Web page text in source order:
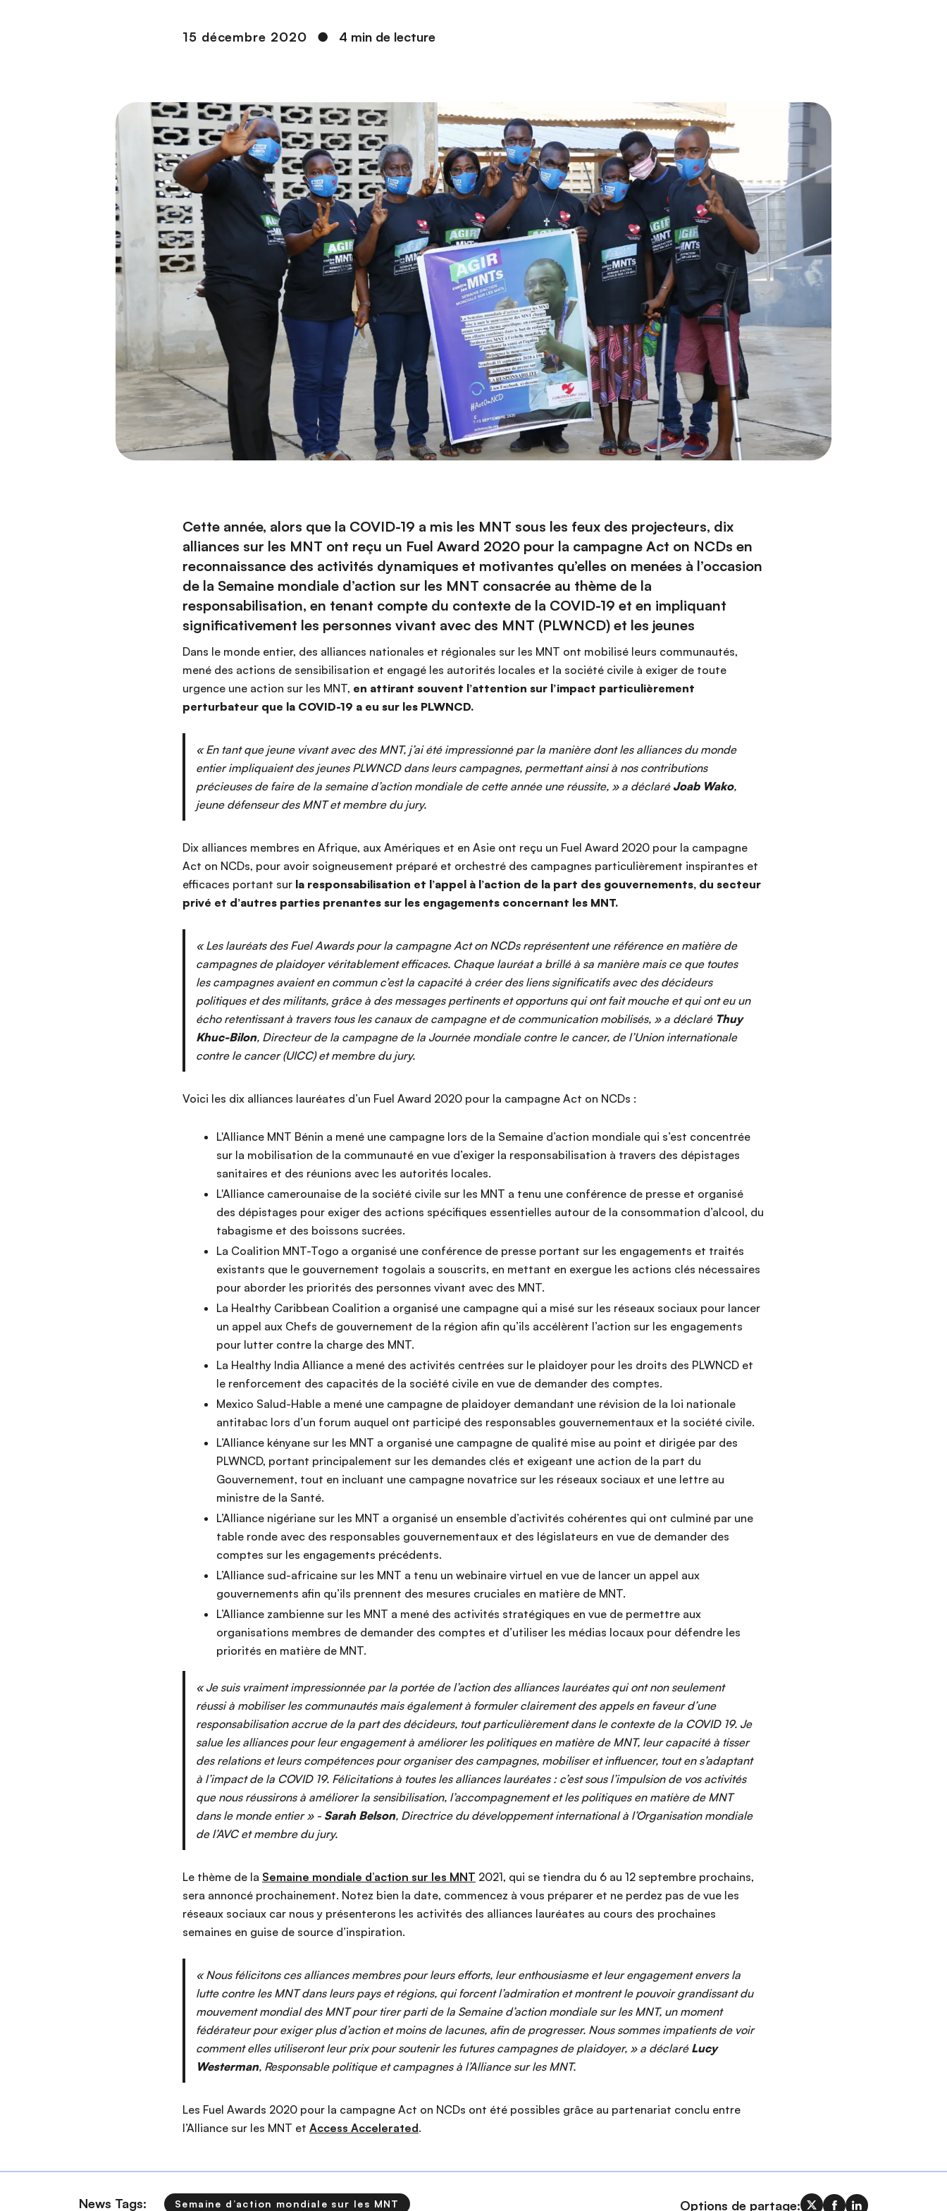
15 décembre 2020 ● 4 min de lecture
Cette année, alors que la COVID-19 a mis les MNT sous les feux des projecteurs, dix
alliances sur les MNT ont reçu un Fuel Award 2020 pour la campagne Act on NCDs en
reconnaissance des activités dynamiques et motivantes qu’elles on menées à l’occasion
de la Semaine mondiale d’action sur les MNT consacrée au thème de la
responsabilisation, en tenant compte du contexte de la COVID-19 et en impliquant
significativement les personnes vivant avec des MNT (PLWNCD) et les jeunes
Dans le monde entier, des alliances nationales et régionales sur les MNT ont mobilisé leurs communautés,
mené des actions de sensibilisation et engagé les autorités locales et la société civile à exiger de toute
urgence une action sur les MNT, en attirant souvent l’attention sur l’impact particulièrement
perturbateur que la COVID-19 a eu sur les PLWNCD.
« En tant que jeune vivant avec des MNT, j’ai été impressionné par la manière dont les alliances du monde
entier impliquaient des jeunes PLWNCD dans leurs campagnes, permettant ainsi à nos contributions
précieuses de faire de la semaine d’action mondiale de cette année une réussite, » a déclaré Joab Wako,
jeune défenseur des MNT et membre du jury.
Dix alliances membres en Afrique, aux Amériques et en Asie ont reçu un Fuel Award 2020 pour la campagne
Act on NCDs, pour avoir soigneusement préparé et orchestré des campagnes particulièrement inspirantes et
efficaces portant sur la responsabilisation et l’appel à l’action de la part des gouvernements, du secteur
privé et d’autres parties prenantes sur les engagements concernant les MNT.
« Les lauréats des Fuel Awards pour la campagne Act on NCDs représentent une référence en matière de
campagnes de plaidoyer véritablement efficaces. Chaque lauréat a brillé à sa manière mais ce que toutes
les campagnes avaient en commun c’est la capacité à créer des liens significatifs avec des décideurs
politiques et des militants, grâce à des messages pertinents et opportuns qui ont fait mouche et qui ont eu un
écho retentissant à travers tous les canaux de campagne et de communication mobilisés, » a déclaré Thuy
Khuc-Bilon, Directeur de la campagne de la Journée mondiale contre le cancer, de l’Union internationale
contre le cancer (UICC) et membre du jury.
Voici les dix alliances lauréates d’un Fuel Award 2020 pour la campagne Act on NCDs :
L'Alliance MNT Bénin a mené une campagne lors de la Semaine d’action mondiale qui s’est concentrée
sur la mobilisation de la communauté en vue d’exiger la responsabilisation à travers des dépistages
sanitaires et des réunions avec les autorités locales.
L'Alliance camerounaise de la société civile sur les MNT a tenu une conférence de presse et organisé
des dépistages pour exiger des actions spécifiques essentielles autour de la consommation d’alcool, du
tabagisme et des boissons sucrées.
La Coalition MNT-Togo a organisé une conférence de presse portant sur les engagements et traités
existants que le gouvernement togolais a souscrits, en mettant en exergue les actions clés nécessaires
pour aborder les priorités des personnes vivant avec des MNT.
La Healthy Caribbean Coalition a organisé une campagne qui a misé sur les réseaux sociaux pour lancer
un appel aux Chefs de gouvernement de la région afin qu’ils accélèrent l’action sur les engagements
pour lutter contre la charge des MNT.
La Healthy India Alliance a mené des activités centrées sur le plaidoyer pour les droits des PLWNCD et
le renforcement des capacités de la société civile en vue de demander des comptes.
Mexico Salud-Hable a mené une campagne de plaidoyer demandant une révision de la loi nationale
antitabac lors d’un forum auquel ont participé des responsables gouvernementaux et la société civile.
L’Alliance kényane sur les MNT a organisé une campagne de qualité mise au point et dirigée par des
PLWNCD, portant principalement sur les demandes clés et exigeant une action de la part du
Gouvernement, tout en incluant une campagne novatrice sur les réseaux sociaux et une lettre au
ministre de la Santé.
L’Alliance nigériane sur les MNT a organisé un ensemble d’activités cohérentes qui ont culminé par une
table ronde avec des responsables gouvernementaux et des législateurs en vue de demander des
comptes sur les engagements précédents.
L’Alliance sud-africaine sur les MNT a tenu un webinaire virtuel en vue de lancer un appel aux
gouvernements afin qu’ils prennent des mesures cruciales en matière de MNT.
L’Alliance zambienne sur les MNT a mené des activités stratégiques en vue de permettre aux
organisations membres de demander des comptes et d’utiliser les médias locaux pour défendre les
priorités en matière de MNT.
« Je suis vraiment impressionnée par la portée de l’action des alliances lauréates qui ont non seulement
réussi à mobiliser les communautés mais également à formuler clairement des appels en faveur d’une
responsabilisation accrue de la part des décideurs, tout particulièrement dans le contexte de la COVID 19. Je
salue les alliances pour leur engagement à améliorer les politiques en matière de MNT, leur capacité à tisser
des relations et leurs compétences pour organiser des campagnes, mobiliser et influencer, tout en s’adaptant
à l’impact de la COVID 19. Félicitations à toutes les alliances lauréates : c’est sous l’impulsion de vos activités
que nous réussirons à améliorer la sensibilisation, l’accompagnement et les politiques en matière de MNT
dans le monde entier » - Sarah Belson, Directrice du développement international à l’Organisation mondiale
de l’AVC et membre du jury.
Le thème de la Semaine mondiale d’action sur les MNT 2021, qui se tiendra du 6 au 12 septembre prochains,
sera annoncé prochainement. Notez bien la date, commencez à vous préparer et ne perdez pas de vue les
réseaux sociaux car nous y présenterons les activités des alliances lauréates au cours des prochaines
semaines en guise de source d’inspiration.
« Nous félicitons ces alliances membres pour leurs efforts, leur enthousiasme et leur engagement envers la
lutte contre les MNT dans leurs pays et régions, qui forcent l’admiration et montrent le pouvoir grandissant du
mouvement mondial des MNT pour tirer parti de la Semaine d’action mondiale sur les MNT, un moment
fédérateur pour exiger plus d’action et moins de lacunes, afin de progresser. Nous sommes impatients de voir
comment elles utiliseront leur prix pour soutenir les futures campagnes de plaidoyer, » a déclaré Lucy
Westerman, Responsable politique et campagnes à l’Alliance sur les MNT.
Les Fuel Awards 2020 pour la campagne Act on NCDs ont été possibles grâce au partenariat conclu entre
l’Alliance sur les MNT et Access Accelerated.
News Tags: Semaine d’action mondiale sur les MNT Options de partage: